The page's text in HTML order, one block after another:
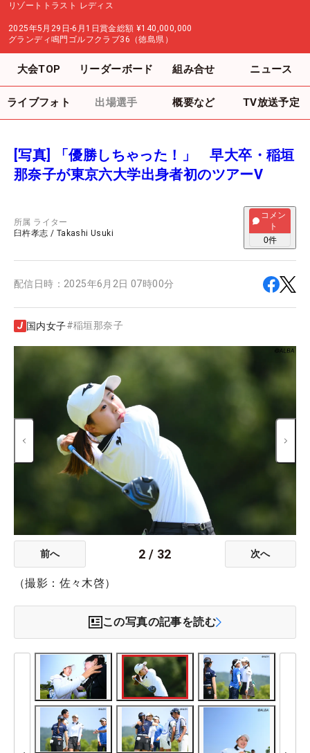
リゾートトラスト レディス
2025年5月29日-6月1日賞金総額 ¥140,000,000
グランディ鳴門ゴルフクラブ36（徳島県）
大会TOP リーダーボード 組み合せ ニュース
ライブフォト 出場選手 概要など TV放送予定
[写真] 「優勝しちゃった！」 早大卒・稲垣
那奈子が東京六大学出身者初のツアーV
所属 ライター
臼杵孝志 / Takashi Usuki
コメン
ト
0件
配信日時： 2025年6月2日 07時00分
国内女子#稲垣那奈子
前へ 2 / 32 次へ
（撮影：佐々木啓）
この写真の記事を読む